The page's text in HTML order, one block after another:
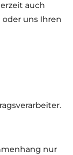
auch
uns Ihren
nur